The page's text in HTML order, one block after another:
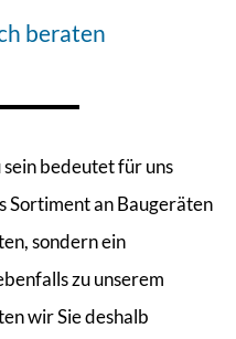
beraten
bedeutet für uns
Sortiment an Baugeräten
sondern ein
zu unserem
wir Sie deshalb